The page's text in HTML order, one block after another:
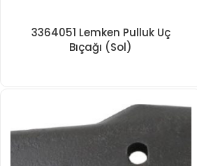
3364051 Lemken Pulluk Uç
Bıçağı (Sol)